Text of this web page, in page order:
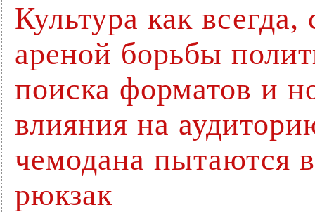
Культура как
ареной борьбы
поиска форматов и
влияния на
чемодана пытаются
рюкзак